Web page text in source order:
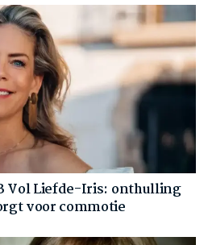
Vol Liefde-Iris: onthulling
voor commotie